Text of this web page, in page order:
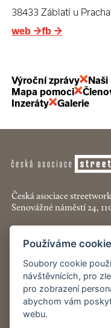
38433 Záblatí u
web →fb →
Výroční zprávy
Mapa pomoci
Inzeráty
Galerie
Česká asociace
Senovážné náměstí 24,
+420 774 913 777
Nastavení cookies
Restartshop.cz
Používáme
Soubory cookie
návštěvnících, pro
pro zobrazení
abychom vám
webu.